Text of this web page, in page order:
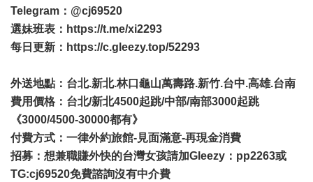
Telegram：@cj69520
選妹班表： https://t.me/xi2293
每日更新： https://c.gleezy.top/52293
外送地點：台北.新北.林口龜山萬壽路.新竹.台中.高雄.台南
費用價格：台北/新北4500起跳/中部/南部3000起跳
《3000/4500-30000都有》
付費方式：一律外約旅館-見面滿意-再現金消費
招募：想兼職賺外快的台灣女孩請加Gleezy：pp2263或
TG:cj69520免費諮詢沒有中介費